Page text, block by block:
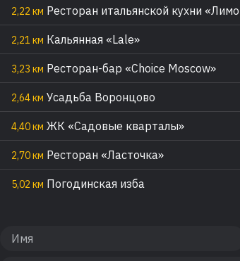
2,22 км Ресторан итальянской кухни
2,21 км Кальянная «Lale»
3,23 км Ресторан-бар «Choice Moscow»
2,64 км Усадьба Воронцово
4,40 км ЖК «Садовые кварталы»
2,70 км Ресторан «Ласточка»
5,02 км Погодинская изба